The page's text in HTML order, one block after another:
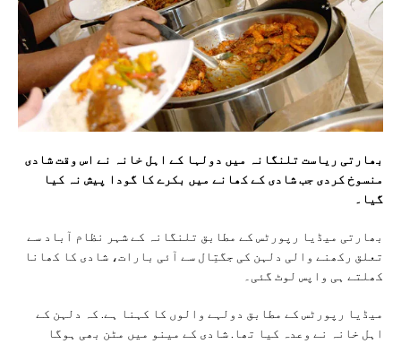
بھارتی ریاست تلنگانہ میں دولہا کے اہل خانہ نے اس وقت شادی
منسوخ کردی جب شادی کے کھانے میں بکرے کا گودا پیش نہ کیا
گیا۔
بھارتی میڈیا رپورٹس کے مطابق تلنگانہ کے شہر نظام آباد سے
تعلق رکھنے والی دلہن کی جگتِال سے آئی بارات، شادی کا کھانا
کھلتے ہی واپس لوٹ گئی۔
میڈیا رپورٹس کے مطابق دولہے والوں کا کہنا ہے. کہ دلہن کے
اہل خانہ نے وعدہ کیا تھا. شادی کے مینو میں مٹن بھی ہوگا